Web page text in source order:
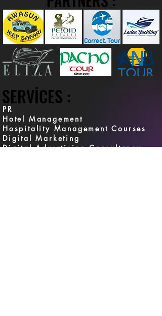
SERVICES :
SERVICES :
PR
Hotel Management
Hospitality Management Courses
Digital Marketing
Digital Advertising Consultancy